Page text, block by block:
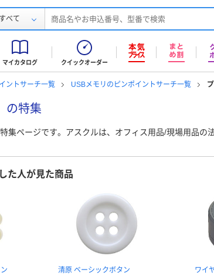
すべて
マイカタログ クイックオーダー
ントサーチ一覧 USBメモリのピンポイントサーチ一覧
の特集
集ページです。アスクルは、オフィス用品/現場用品の
た人が見た商品
清原 ベーシックボタン
ワイ